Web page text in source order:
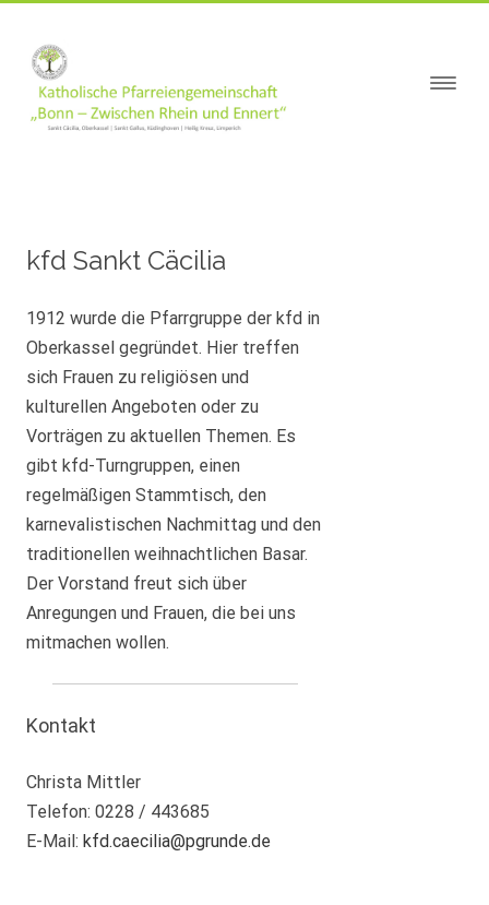
kfd Sankt Cäcilia
1912 wurde die Pfarrgruppe der kfd in
Oberkassel gegründet. Hier treffen
sich Frauen zu religiösen und
kulturellen Angeboten oder zu
Vorträgen zu aktuellen Themen. Es
gibt kfd-Turngruppen, einen
regelmäßigen Stammtisch, den
karnevalistischen Nachmittag und den
traditionellen weihnachtlichen Basar.
Der Vorstand freut sich über
Anregungen und Frauen, die bei uns
mitmachen wollen.
Kontakt
Christa Mittler
Telefon: 0228 / 443685
E-Mail: kfd.caecilia@pgrunde.de